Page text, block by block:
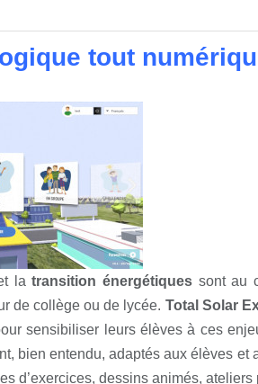
tout
latransition énergétiques sont au
de collège ou de lycée. Total Solar
sensibiliser leurs élèves à ces
bien entendu, adaptés aux élèves
d’exercices, dessins animés,